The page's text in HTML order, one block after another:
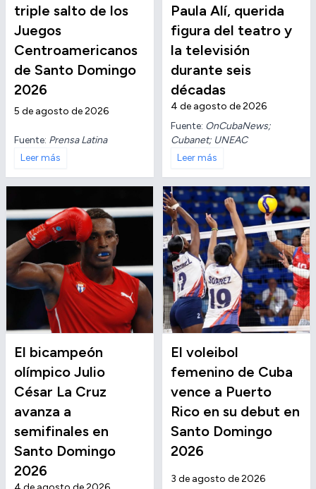
triple salto de los
Juegos
Centroamericanos
de Santo Domingo
2026
5 de agosto de 2026
Fuente: Prensa Latina
Leer más
Paula Alí, querida
figura del teatro y
la televisión
durante seis
décadas
4 de agosto de 2026
Fuente: OnCubaNews;
Cubanet; UNEAC
Leer más
El bicampeón
olímpico Julio
César La Cruz
avanza a
semifinales en
Santo Domingo
2026
El voleibol
femenino de Cuba
vence a Puerto
Rico en su debut en
Santo Domingo
2026
3 de agosto de 2026